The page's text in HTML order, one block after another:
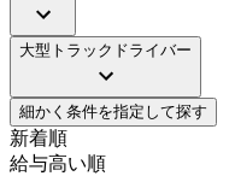
大型トラックドライバー
細かく条件を指定して探す
新着順
給与高い順